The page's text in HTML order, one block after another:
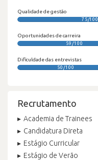
Qualidade de gestão
75/100
Oportunidades de carreira
59/100
Dificuldade das entrevistas
50/100
Recrutamento
Academia de Trainees
Candidatura Direta
Estágio Curricular
Estágio de Verão